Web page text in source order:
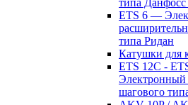
типа Данфосс
ETS 6 —
типа Ридан
Катушки для
ETS 12C -
Электронный
шагового